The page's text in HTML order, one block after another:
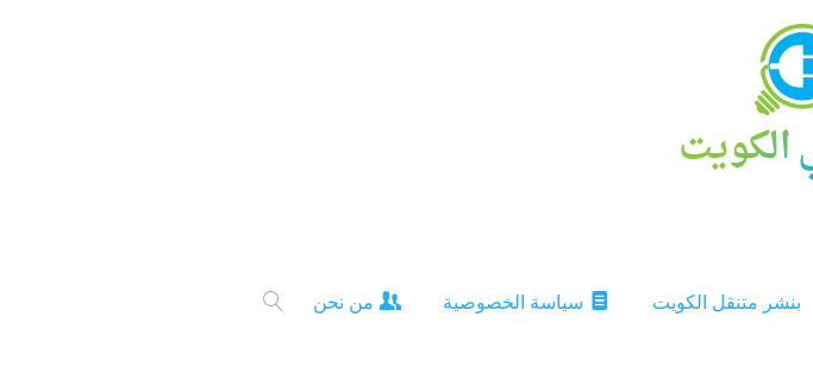
بنشر متنقل الكويت سياسة الخصوصية من نحن